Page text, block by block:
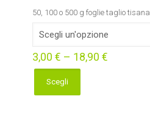
50, 100 o 500 g foglie taglio tisana
3,00 € – 18,90 €
Scegli
Questo
prodotto